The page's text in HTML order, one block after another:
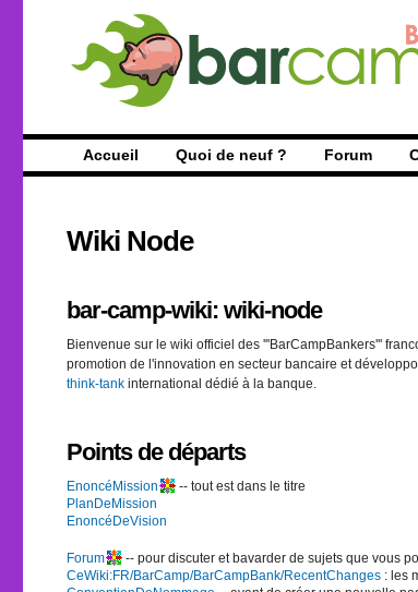
Accueil Quoi de neuf ? Forum
Wiki Node
bar-camp-wiki: wiki-node
Bienvenue sur le wiki officiel des '''BarCampBankers'''
promotion de l'innovation en secteur bancaire et
think-tank international dédié à la banque.
Points de départs
EnoncéMission
-- tout est dans le titre
PlanDeMission
EnoncéDeVision
Forum
-- pour discuter et bavarder de sujets que vous
CeWiki:FR/BarCamp/BarCampBank/RecentChanges : les